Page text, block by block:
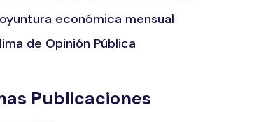
económica mensual
de Opinión Pública
Publicaciones